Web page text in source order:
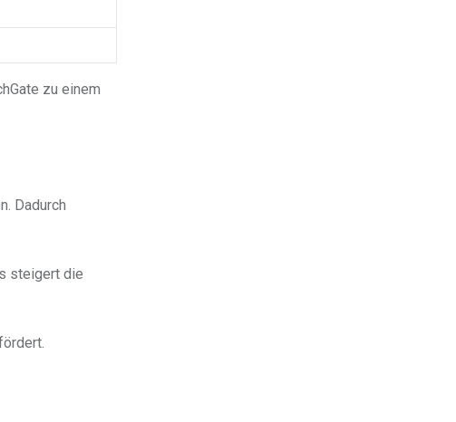
zu einem
Dadurch
steigert die